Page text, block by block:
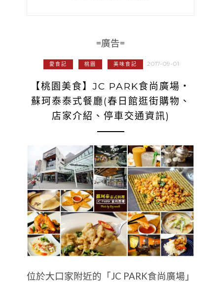
=廣告=
愛食記 桃園 美味食記 2017-09-01
【桃園美食】JC PARK食尚廣場‧
蘇珂泰泰式餐廳(春日館逛街購物、
店家介紹、停車交通資訊)
位於大口家附近的「JC PARK食尚廣場」